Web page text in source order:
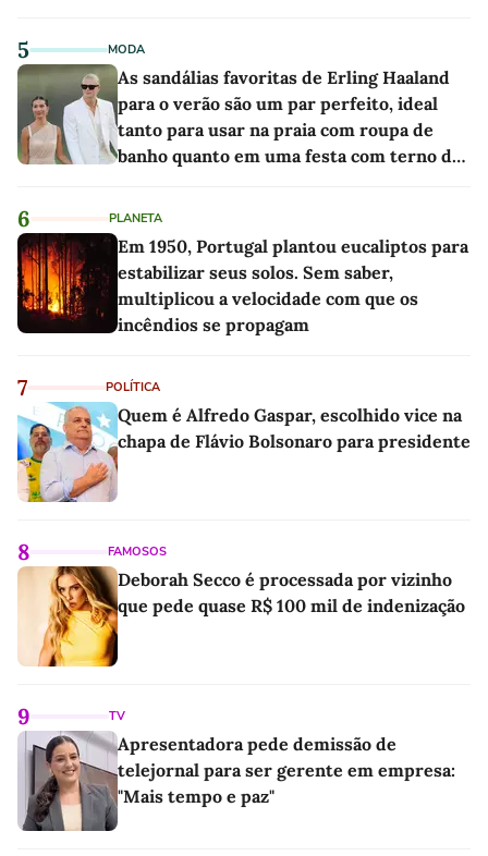
5 MODA
As sandálias favoritas de Erling Haaland
para o verão são um par perfeito, ideal
tanto para usar na praia com roupa de
banho quanto em uma festa com terno de
6 PLANETA
Em 1950, Portugal plantou eucaliptos para
estabilizar seus solos. Sem saber,
multiplicou a velocidade com que os
incêndios se propagam
7 POLÍTICA
Quem é Alfredo Gaspar, escolhido vice na
chapa de Flávio Bolsonaro para presidente
8 FAMOSOS
Deborah Secco é processada por vizinho
que pede quase R$ 100 mil de indenização
9 TV
Apresentadora pede demissão de
telejornal para ser gerente em empresa:
"Mais tempo e paz"